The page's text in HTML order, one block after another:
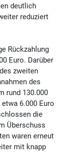
deutlich
reduziert
Rückzahlung
Euro. Darüber
zweiten
des
rund 130.000
6.000 Euro
die
Überschuss
waren erneut
mit knapp